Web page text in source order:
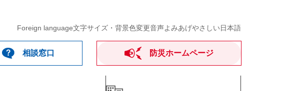
Foreign language文字サイズ・背景色変更音声よみあげやさしい日本語
相談窓口 防災ホームページ